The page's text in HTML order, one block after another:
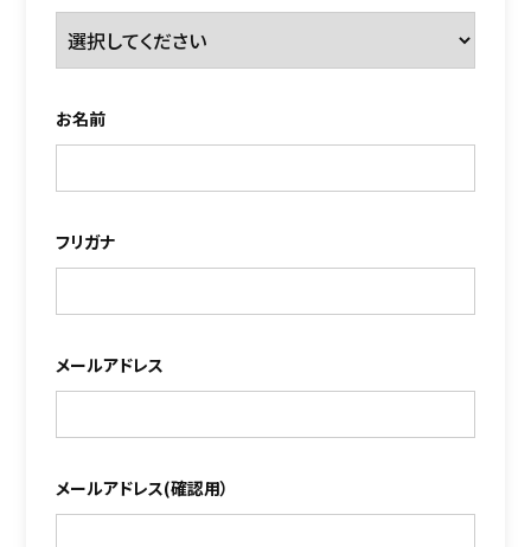
お名前
フリガナ
メールアドレス
メールアドレス(確認用）